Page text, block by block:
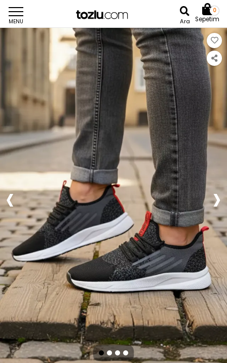
MENU Ara
0
Sepetim